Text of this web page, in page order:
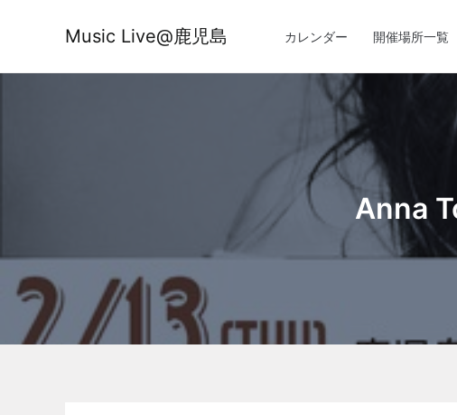
Music Live@鹿児島 カレンダー 開催場所一覧
Anna